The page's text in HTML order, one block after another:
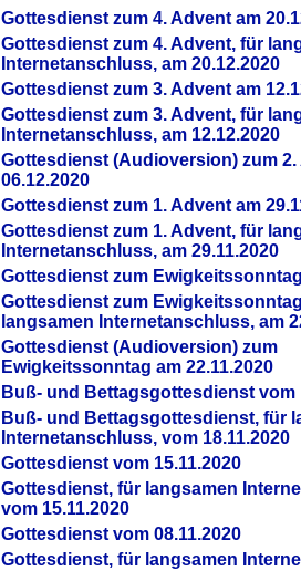
Gottesdienst zum 4. Advent am
Gottesdienst zum 4. Advent, für
Internetanschluss, am 20.12.2020
Gottesdienst zum 3. Advent am
Gottesdienst zum 3. Advent, für
Internetanschluss, am 12.12.2020
Gottesdienst (Audioversion) zum 2.
06.12.2020
Gottesdienst zum 1. Advent am
Gottesdienst zum 1. Advent, für
Internetanschluss, am 29.11.2020
Gottesdienst zum
Gottesdienst zum
langsamen Internetanschluss, am
Gottesdienst (Audioversion) zum
Ewigkeitssonntag am 22.11.2020
Buß- und Bettagsgottesdienst vom
Buß- und Bettagsgottesdienst, für
Internetanschluss, vom 18.11.2020
Gottesdienst vom 15.11.2020
Gottesdienst, für langsamen
vom 15.11.2020
Gottesdienst vom 08.11.2020
Gottesdienst, für langsamen